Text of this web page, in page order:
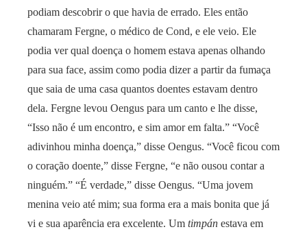
podiam descobrir o que havia de errado. Eles então
chamaram Fergne, o médico de Cond, e ele veio. Ele
podia ver qual doença o homem estava apenas olhando
para sua face, assim como podia dizer a partir da fumaça
que saia de uma casa quantos doentes estavam dentro
dela. Fergne levou Oengus para um canto e lhe disse,
“Isso não é um encontro, e sim amor em falta.” “Você
adivinhou minha doença,” disse Oengus. “Você ficou com
o coração doente,” disse Fergne, “e não ousou contar a
ninguém.” “É verdade,” disse Oengus. “Uma jovem
menina veio até mim; sua forma era a mais bonita que já
vi e sua aparência era excelente. Um timpán estava em